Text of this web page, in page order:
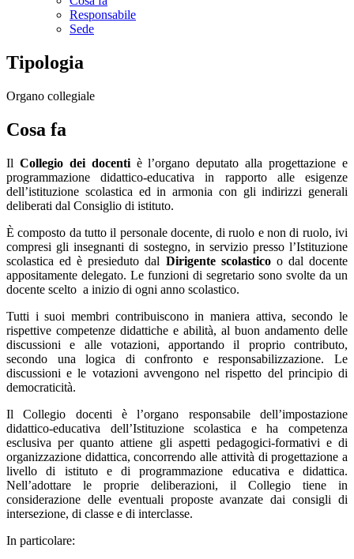
Responsabile
Sede
Tipologia
Organo collegiale
Cosa fa
Il Collegio dei docenti è l’organo deputato alla progettazione e
programmazione didattico-educativa in rapporto alle esigenze
dell’istituzione scolastica ed in armonia con gli indirizzi generali
deliberati dal Consiglio di istituto.
È composto da tutto il personale docente, di ruolo e non di ruolo, ivi
compresi gli insegnanti di sostegno, in servizio presso l’Istituzione
scolastica ed è presieduto dal Dirigente scolasticoo dal docente
appositamente delegato. Le funzioni di segretario sono svolte da un
docente scelto a inizio di ogni anno scolastico.
Tutti i suoi membri contribuiscono in maniera attiva, secondo le
rispettive competenze didattiche e abilità, al buon andamento delle
discussioni e alle votazioni, apportando il proprio contributo,
secondo una logica di confronto e responsabilizzazione. Le
discussioni e le votazioni avvengono nel rispetto del principio di
democraticità.
Il Collegio docenti è l’organo responsabile dell’impostazione
didattico-educativa dell’Istituzione scolastica e ha competenza
esclusiva per quanto attiene gli aspetti pedagogici-formativi e di
organizzazione didattica, concorrendo alle attività di progettazione a
livello di istituto e di programmazione educativa e didattica.
Nell’adottare le proprie deliberazioni, il Collegio tiene in
considerazione delle eventuali proposte avanzate dai consigli di
intersezione, di classe e di interclasse.
In particolare: